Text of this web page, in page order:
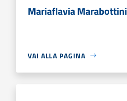
Mariaflavia Marabottini
VAI ALLA PAGINA